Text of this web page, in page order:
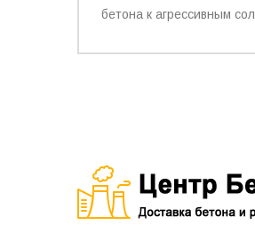
бетона к агрессивным